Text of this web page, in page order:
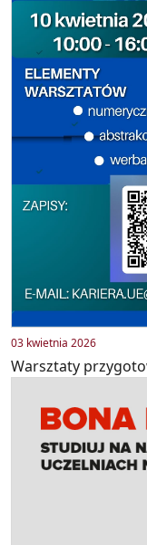
03 kwietnia 2026
Warsztaty